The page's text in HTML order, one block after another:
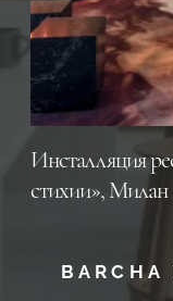
Инсталляция
стихии», Милан